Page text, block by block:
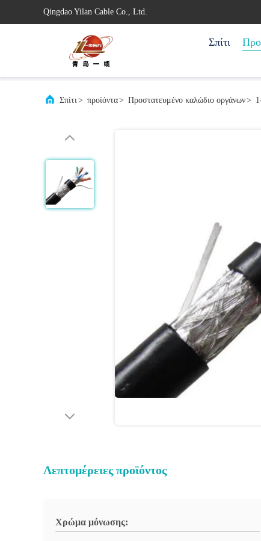
Qingdao Yilan Cable Co., Ltd.
Σπίτι
Σπίτι> προϊόντα> Προστατευμένο καλώδιο οργάνων>
Λεπτομέρειες προϊόντος
Χρώμα μόνωσης: